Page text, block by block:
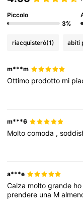
Piccolo
3%
riacquisterò(1) abiti
m***m
Ottimo prodotto mi
m***6
Moltocomoda ,
a***e
Calza moltogrande ho
prendere una M